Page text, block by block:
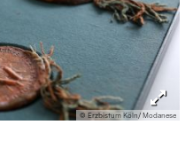
© Erzbistum Köln/ Modanese